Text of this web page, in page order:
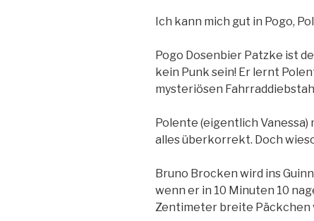
Ich kann mich gut in Pogo,
Pogo Dosenbier Patzke ist
kein Punk sein! Er lernt
mysteriösen
Polente (eigentlich
alles überkorrekt. Doch
Bruno Brocken wird ins
wenn er in 10 Minuten 10
Zentimeter breite Päckchen